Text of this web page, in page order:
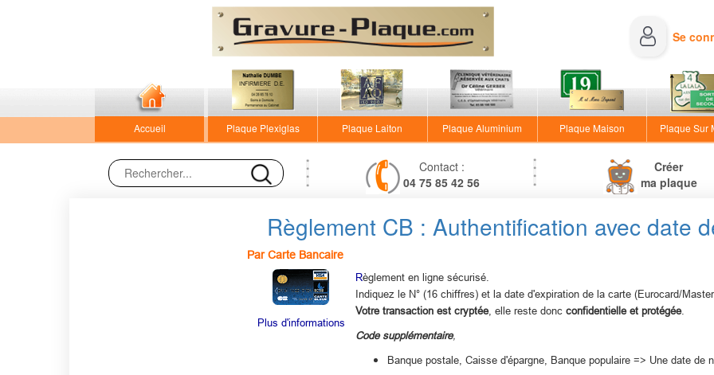
Se
Accueil Plaque Plexiglas Plaque Laiton Plaque Aluminium Plaque Maison Plaque Sur
Contact :
04 75 85 42 56
Créer
ma plaque
Règlement CB : Authentification avec date
Par Carte Bancaire
Plus d'informations
Règlement en ligne sécurisé.
Indiquez le N° (16 chiffres) et la date d'expiration de la carte (Eurocard/
Votre transaction est cryptée, elle reste donc confidentielle et protégée.
Code supplémentaire,
Banque postale, Caisse d'épargne, Banque populaire => Une date de